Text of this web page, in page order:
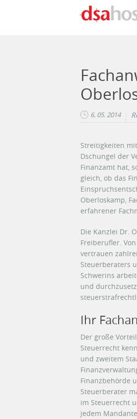
6. 05. 2014
Streitigkeiten
Dschungel der
Finanzamt hat,
gleich, ob das
Oberloskamp,
erfahrener
Die Kanzlei Dr.
Freiberufler.
vertrauen
Steuerberaters
Schwerins
und
Ihr
Der große
Steuerrecht
und zweitem
Finanzbehörde
Steuerberater
im Steuerrecht
jedem